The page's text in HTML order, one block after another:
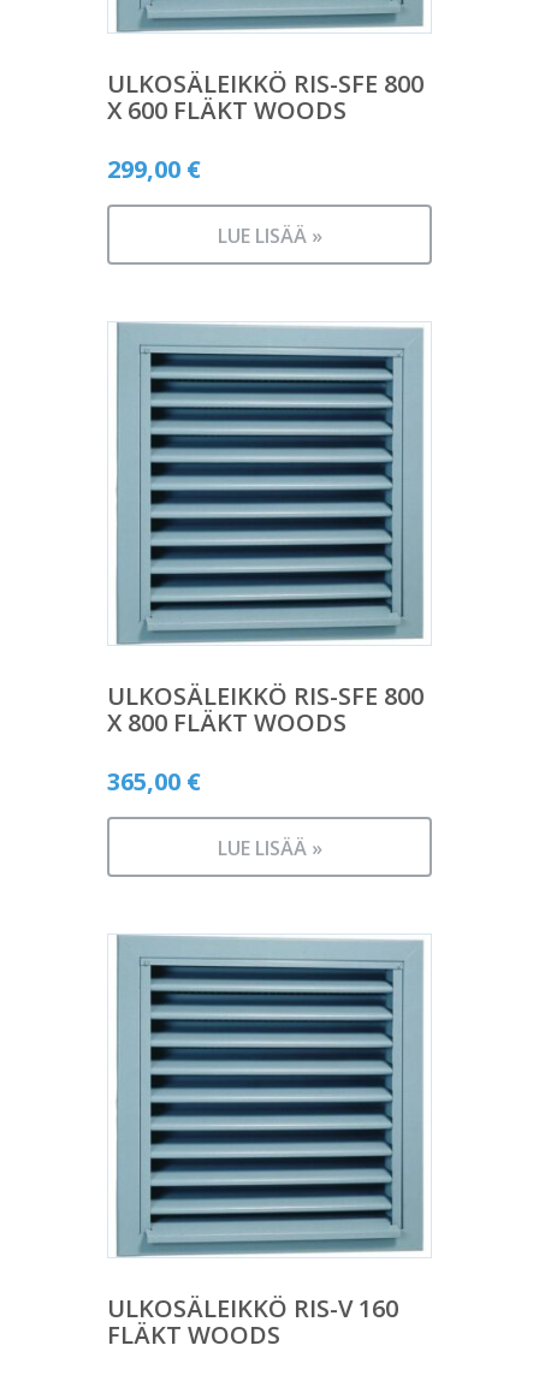
ULKOSÄLEIKKÖ RIS-SFE 800
X 600 FLÄKT WOODS
299,00 €
LUE LISÄÄ »
ULKOSÄLEIKKÖ RIS-SFE 800
X 800 FLÄKT WOODS
365,00 €
LUE LISÄÄ »
ULKOSÄLEIKKÖ RIS-V 160
FLÄKT WOODS